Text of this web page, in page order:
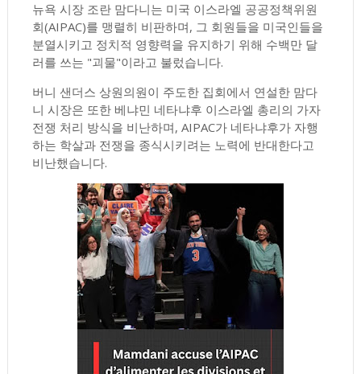
뉴욕 시장 조란 맘다니는 미국 이스라엘 공공정책위원
회(AIPAC)를 맹렬히 비판하며, 그 회원들을 미국인들을
분열시키고 정치적 영향력을 유지하기 위해 수백만 달
러를 쓰는 "괴물"이라고 불렀습니다.
버니 샌더스 상원의원이 주도한 집회에서 연설한 맘다
니 시장은 또한 베냐민 네타냐후 이스라엘 총리의 가자
전쟁 처리 방식을 비난하며, AIPAC가 네타냐후가 자행
하는 학살과 전쟁을 종식시키려는 노력에 반대한다고
비난했습니다.